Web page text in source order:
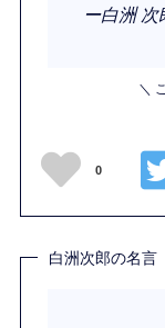
ー白洲 次
＼
0
白洲次郎の名言